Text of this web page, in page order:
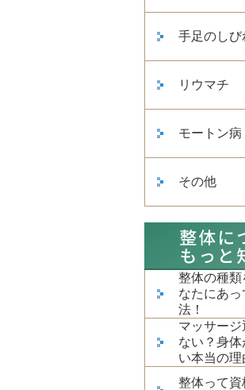
手足のしび
リウマチ
モートン病
その他
整体の種類
なたにあ
法！
マッサー
ない？身
い本当の理
整体って資